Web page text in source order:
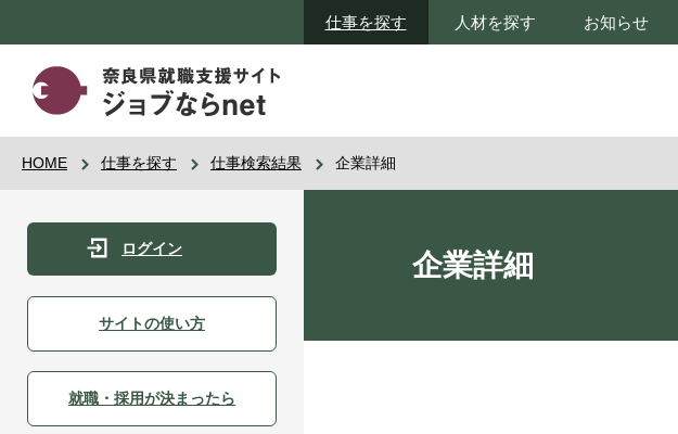
仕事を探す 人材を探す お知らせ
HOME 仕事を探す 仕事検索結果 企業詳細
ログイン
サイトの使い方
就職・採用が決まったら
企業詳細